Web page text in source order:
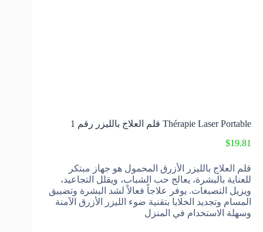
Thérapie Laser Portable قلم العلاج بالليزر رقم 1
$19.81
قلم العلاج بالليزر الأزرق المحمول هو جهاز مبتكر
للعناية بالبشرة، يعالج حب الشباب، ويقلل التجاعيد،
ويزيل التصبغات. يوفر علاجاً فعالاً لشد البشرة وتضييق
المسام وتجديد الخلايا بتقنية ضوء الليزر الأزرق الآمنة
وسهلة الاستخدام في المنزل